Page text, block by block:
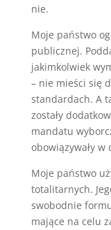
nie.
Moje państwo
publicznej.
jakimkolwiek
– nie mieści się
standardach. A
zostały
mandatu
obowiązywały w
Moje państwo
totalitarnych.
swobodnie
mające na celu